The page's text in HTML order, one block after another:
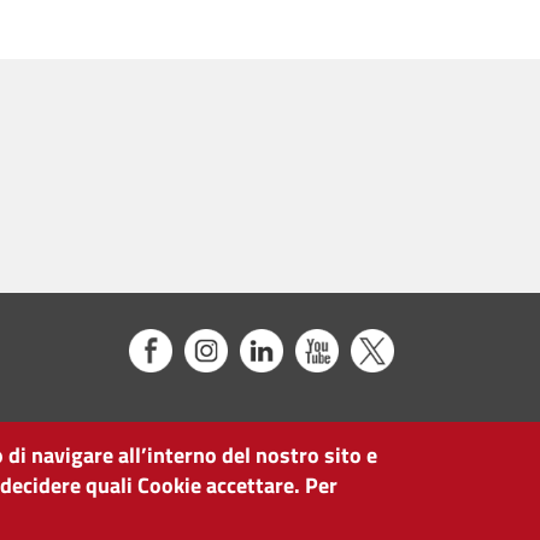
navigare all’interno del nostro sito e
quali Cookie accettare. Per